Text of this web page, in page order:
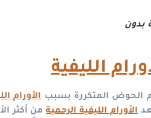
بدون
الليفية
الحوض المتكررة بسببالأورام
الأورام الليفية الرحميةمن أكثر